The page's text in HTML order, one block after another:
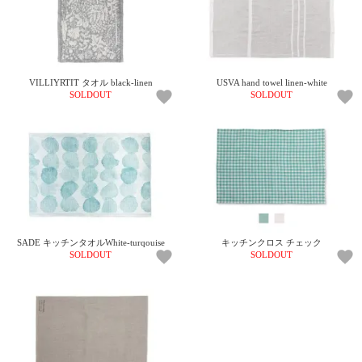
VILLIYRTIT タオル black-linen
SOLDOUT
USVA hand towel linen-white
SOLDOUT
SADE キッチンタオルWhite-turqouise
SOLDOUT
キッチンクロス チェック
SOLDOUT